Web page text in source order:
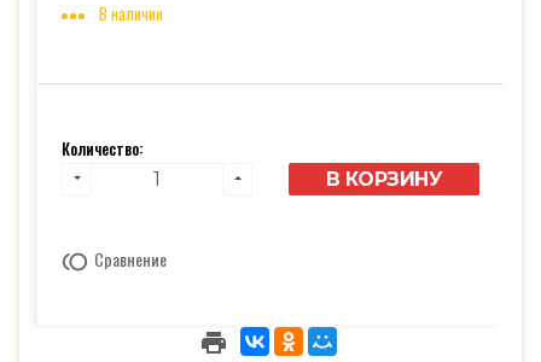
В наличии
Количество:
В КОРЗИНУ
Сравнение